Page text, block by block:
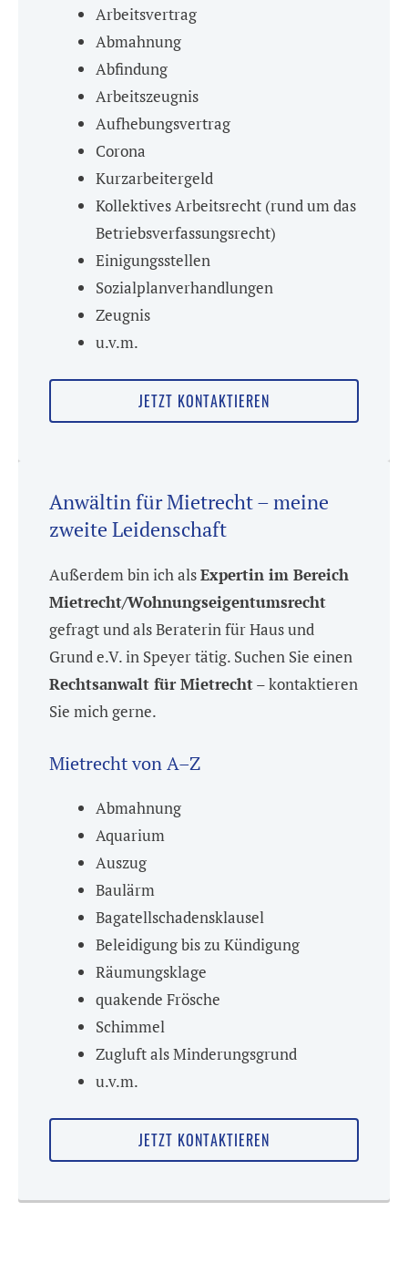
Arbeitsvertrag
Abmahnung
Abfindung
Arbeitszeugnis
Aufhebungsvertrag
Corona
Kurzarbeitergeld
Kollektives Arbeitsrecht (rund um das
Betriebsverfassungsrecht)
Einigungsstellen
Sozialplanverhandlungen
Zeugnis
u.v.m.
JETZT KONTAKTIEREN
Anwältin für Mietrecht – meine
zweite Leidenschaft
Außerdem bin ich alsExpertin im Bereich
Mietrecht/Wohnungseigentumsrecht
gefragt und als Beraterin für Haus und
Grund e.V. in Speyer tätig. Suchen Sie einen
Rechtsanwalt für Mietrecht– kontaktieren
Sie mich gerne.
Mietrecht von A–Z
Abmahnung
Aquarium
Auszug
Baulärm
Bagatellschadensklausel
Beleidigung bis zu Kündigung
Räumungsklage
quakende Frösche
Schimmel
Zugluft als Minderungsgrund
u.v.m.
JETZT KONTAKTIEREN